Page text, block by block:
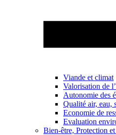
Viande et climat
Valorisation de
Autonomie des
Qualité air, eau,
Economie de
Evaluation
Bien-être, Protection